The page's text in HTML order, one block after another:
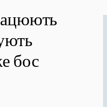
бос